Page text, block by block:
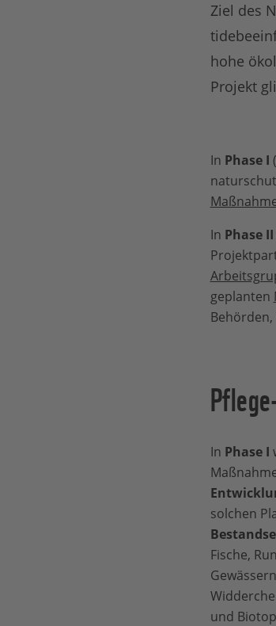
Ziel des
hohe
Projekt
In Phase I
In Phase II
geplanten
In Phase I
solchen
Fische,
und